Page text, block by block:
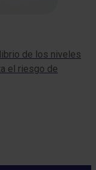
de los niveles
el riesgo de